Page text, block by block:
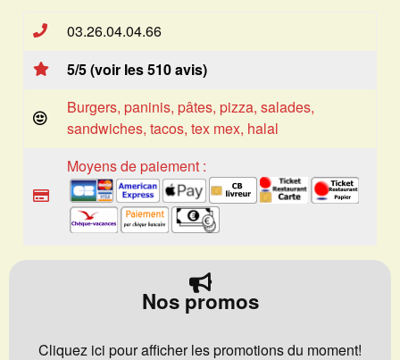
03.26.04.04.66
5/5 (voir les 510 avis)
Burgers, paninis, pâtes, pizza, salades,
sandwiches, tacos, tex mex, halal
Moyens de paiement :
Nos promos
Cliquez ici pour afficher les promotions du moment!